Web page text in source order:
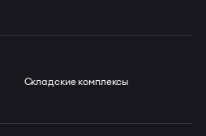
Складские комплексы